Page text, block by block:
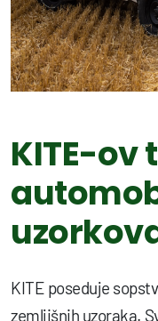
KITE-ov
KITE poseduje
zemljišnih uzoraka.